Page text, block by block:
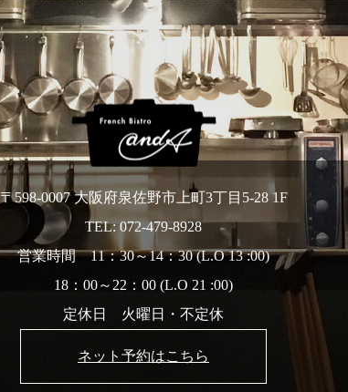
〒598-0007 大阪府泉佐野市上町3丁目5-28 1F
TEL: 072-479-8928
営業時間 11：30～14：30 (L.O 13 :00)
18：00～22：00 (L.O 21 :00)
定休日 火曜日・不定休
ネット予約はこちら